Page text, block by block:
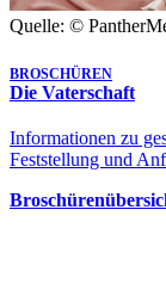
Quelle: ©
BROSCHÜREN
Die Vaterschaft
Informationen zu
Feststellung und